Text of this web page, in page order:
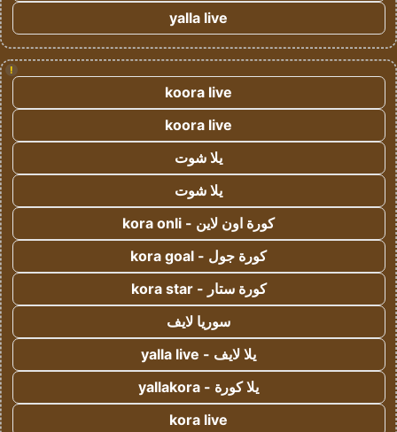
yalla live
!
koora live
koora live
يلا شوت
يلا شوت
كورة اون لاين - kora onli
كورة جول - kora goal
كورة ستار - kora star
سوريا لايف
يلا لايف - yalla live
يلا كورة - yallakora
kora live